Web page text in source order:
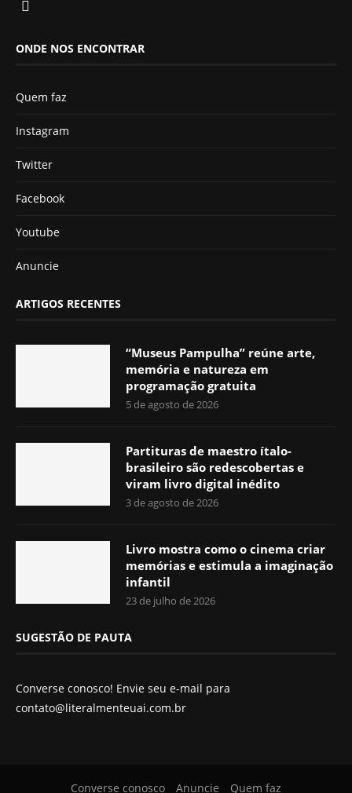
ONDE NOS ENCONTRAR
Quem faz
Instagram
Twitter
Facebook
Youtube
Anuncie
ARTIGOS RECENTES
“Museus Pampulha” reúne arte,
memória e natureza em
programação gratuita
5 de agosto de 2026
Partituras de maestro ítalo-
brasileiro são redescobertas e
viram livro digital inédito
3 de agosto de 2026
Livro mostra como o cinema criar
memórias e estimula a imaginação
infantil
23 de julho de 2026
SUGESTÃO DE PAUTA
Converse conosco! Envie seu e-mail para
contato@literalmenteuai.com.br
Converse conosco Anuncie Quem faz